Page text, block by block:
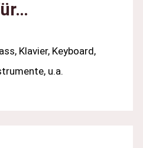
Klavier, Keyboard,
u.a.